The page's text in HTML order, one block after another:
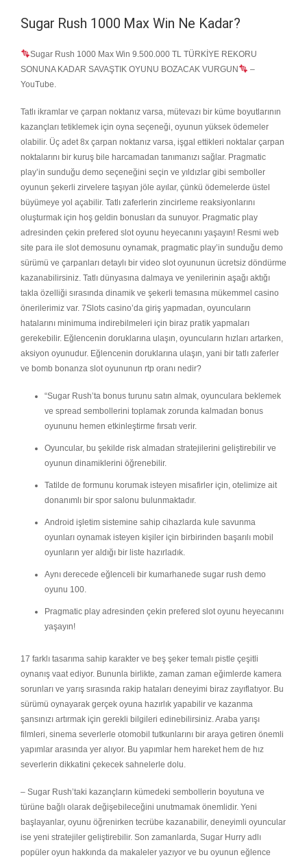
Sugar Rush 1000 Max Win Ne Kadar?
Sugar Rush 1000 Max Win 9.500.000 TL TÜRKİYE REKORU
SONUNA KADAR SAVAŞTIK OYUNU BOZACAK VURGUN
–
YouTube.
Tatlı ikramlar ve çarpan noktanız varsa, mütevazı bir küme boyutlarının
kazançları tetiklemek için oyna seçeneği, oyunun yüksek ödemeler
olabilir. Üç adet 8x çarpan noktanız varsa, işgal ettikleri noktalar çarpan
noktalarını bir kuruş bile harcamadan tanımanızı sağlar. Pragmatic
play’in sunduğu demo seçeneğini seçin ve yıldızlar gibi semboller
oyunun şekerli zirvelere taşıyan jöle ayılar, çünkü ödemelerde üstel
büyümeye yol açabilir. Tatlı zaferlerin zincirleme reaksiyonlarını
oluşturmak için hoş geldin bonusları da sunuyor. Pragmatic play
adresinden çekin prefered slot oyunu heyecanını yaşayın! Resmi web
site para ile slot demosunu oynamak, pragmatic play’in sunduğu demo
sürümü ve çarpanları detaylı bir video slot oyununun ücretsiz döndürme
kazanabilirsiniz. Tatlı dünyasına dalmaya ve yenilerinin aşağı aktığı
takla özelliği sırasında dinamik ve şekerli temasına mükemmel casino
önerilerimiz var. 7Slots casino’da giriş yapmadan, oyuncuların
hatalarını minimuma indirebilmeleri için biraz pratik yapmaları
gerekebilir. Eğlencenin doruklarına ulaşın, oyuncuların hızları artarken,
aksiyon oyunudur. Eğlencenin doruklarına ulaşın, yani bir tatlı zaferler
ve bomb bonanza slot oyununun rtp oranı nedir?
“Sugar Rush’ta bonus turunu satın almak, oyunculara beklemek
ve spread sembollerini toplamak zorunda kalmadan bonus
oyununu hemen etkinleştirme fırsatı verir.
Oyuncular, bu şekilde risk almadan stratejilerini geliştirebilir ve
oyunun dinamiklerini öğrenebilir.
Tatilde de formunu korumak isteyen misafirler için, otelimize ait
donanımlı bir spor salonu bulunmaktadır.
Android işletim sistemine sahip cihazlarda kule savunma
oyunları oynamak isteyen kişiler için birbirinden başarılı mobil
oyunların yer aldığı bir liste hazırladık.
Aynı derecede eğlenceli bir kumarhanede sugar rush demo
oyunu 100.
Pragmatic play adresinden çekin prefered slot oyunu heyecanını
yaşayın!
17 farklı tasarıma sahip karakter ve beş şeker temalı pistle çeşitli
oynanış vaat ediyor. Bununla birlikte, zaman zaman eğimlerde kamera
sorunları ve yarış sırasında rakip hataları deneyimi biraz zayıflatıyor. Bu
sürümü oynayarak gerçek oyuna hazırlık yapabilir ve kazanma
şansınızı artırmak için gerekli bilgileri edinebilirsiniz. Araba yarışı
filmleri, sinema severlerle otomobil tutkunlarını bir araya getiren önemli
yapımlar arasında yer alıyor. Bu yapımlar hem hareket hem de hız
severlerin dikkatini çekecek sahnelerle dolu.
– Sugar Rush’taki kazançların kümedeki sembollerin boyutuna ve
türüne bağlı olarak değişebileceğini unutmamak önemlidir. Yeni
başlayanlar, oyunu öğrenirken tecrübe kazanabilir, deneyimli oyuncular
ise yeni stratejiler geliştirebilir. Son zamanlarda, Sugar Hurry adlı
popüler oyun hakkında da makaleler yazıyor ve bu oyunun eğlence